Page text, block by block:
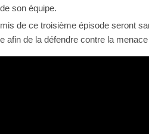
son équipe.
de ce troisième épisode seront
afin de la défendre contre la